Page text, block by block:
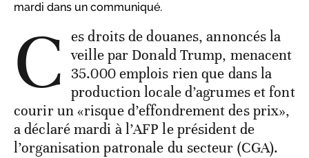
mardi dans un communiqué.
C es droits de douanes, annoncés la
veille par Donald Trump, menacent
35.000 emplois rien que dans la
production locale d’agrumes et font
courir un «risque d’effondrement des prix»,
a déclaré mardi à l’AFP le président de
l’organisation patronale du secteur (CGA).